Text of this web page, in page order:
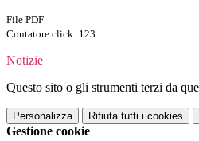
File PDF
Contatore click: 123
Notizie
Questo sito o gli strumenti terzi da
Personalizza Rifiuta tutti i cookies
Gestione cookie